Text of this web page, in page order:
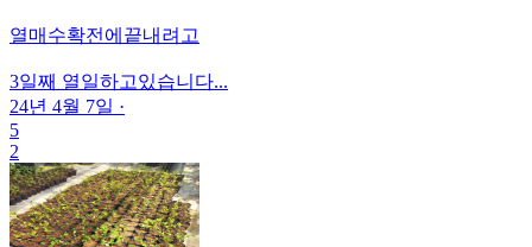
열매수확전에끝내려고
3일째 열일하고있습니다...
24년 4월 7일 ·
5
2